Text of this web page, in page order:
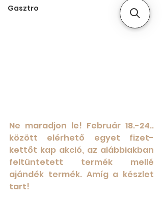
Gasztro
Ne maradjon le! Február 18.-24..
között elérhető egyet fizet-
kettőt kap akció, az alábbiakban
feltüntetett termék mellé
ajándék termék. Amíg a készlet
tart!